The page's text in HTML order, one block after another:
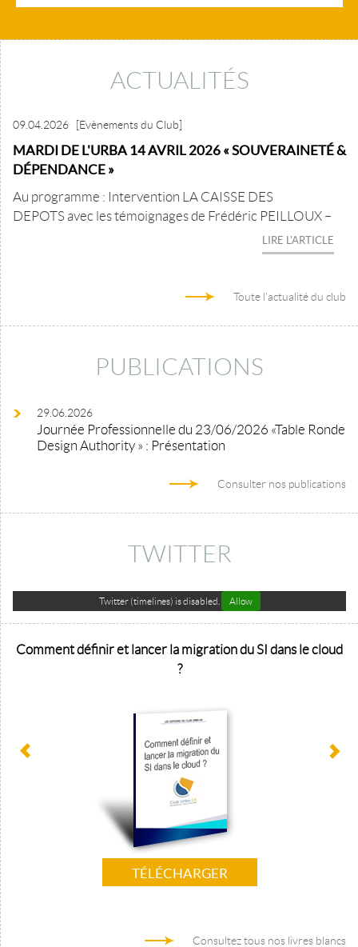
ACTUALITÉS
09.04.2026 [Evènements du Club]
MARDI DE L'URBA 14 AVRIL 2026 « SOUVERAINETÉ &
DÉPENDANCE »
Au programme : Intervention LA CAISSE DES
DEPOTS avec les témoignages de Frédéric PEILLOUX –
LIRE L'ARTICLE
Toute l'actualité du club
PUBLICATIONS
29.06.2026
Journée Professionnelle du 23/06/2026 «Table Ronde
Design Authority » : Présentation
Consulter nos publications
TWITTER
Twitter (timelines) is disabled. Allow
Comment définir et lancer la migration du SI dans le cloud
?
TÉLÉCHARGER
Consultez tous nos livres blancs